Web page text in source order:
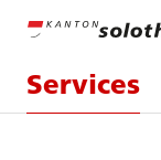
Services